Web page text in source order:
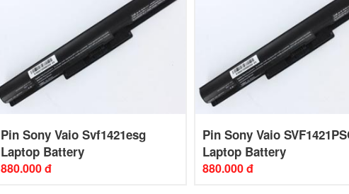
Pin Sony Vaio Svf1421esg
Laptop Battery
880.000 đ
Pin Sony Vaio
Laptop Battery
880.000 đ